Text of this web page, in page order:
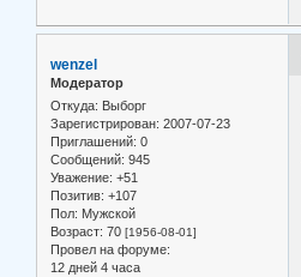
wenzel
Модератор
Откуда: Выборг
Зарегистрирован: 2007-07-23
Приглашений: 0
Сообщений: 945
Уважение: +51
Позитив: +107
Пол: Мужской
Возраст: 70 [1956-08-01]
Провел на форуме:
12 дней 4 часа